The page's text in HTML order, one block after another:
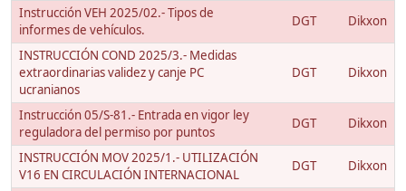
Instrucción VEH 2025/02.- Tipos de
informes de vehículos.
DGT Dikxon
INSTRUCCIÓN COND 2025/3.- Medidas
extraordinarias validez y canje PC
ucranianos
DGT Dikxon
Instrucción 05/S-81.- Entrada en vigor ley
reguladora del permiso por puntos
DGT Dikxon
INSTRUCCIÓN MOV 2025/1.- UTILIZACIÓN
V16 EN CIRCULACIÓN INTERNACIONAL
DGT Dikxon